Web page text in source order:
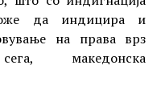
да индицира и
на права врз
сега, македонска